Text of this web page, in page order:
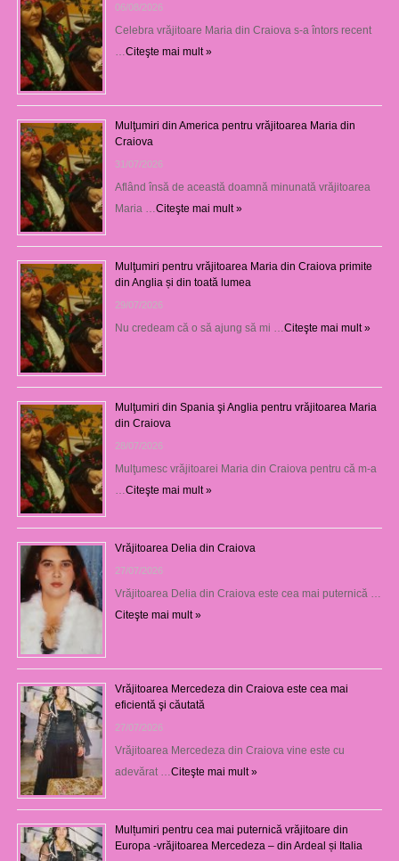
06/08/2026
Celebra vrăjitoare Maria din Craiova s-a întors recent
Citeşte mai mult »
Mulţumiri din America pentru vrăjitoarea Maria din
Craiova
31/07/2026
Aflând însă de această doamnă minunată vrăjitoarea
Maria … Citeşte mai mult »
Mulţumiri pentru vrăjitoarea Maria din Craiova primite
din Anglia și din toată lumea
29/07/2026
Nu credeam că o să ajung să mi … Citeşte mai mult »
Mulţumiri din Spania şi Anglia pentru vrăjitoarea Maria
din Craiova
28/07/2026
Mulţumesc vrăjitoarei Maria din Craiova pentru că m-a
Citeşte mai mult »
Vrăjitoarea Delia din Craiova
27/07/2026
Vrăjitoarea Delia din Craiova este cea mai puternică …
Citeşte mai mult »
Vrăjitoarea Mercedeza din Craiova este cea mai
eficientă şi căutată
27/07/2026
Vrăjitoarea Mercedeza din Craiova vine este cu
adevărat … Citeşte mai mult »
Mulțumiri pentru cea mai puternică vrăjitoare din
Europa -vrăjitoarea Mercedeza – din Ardeal și Italia